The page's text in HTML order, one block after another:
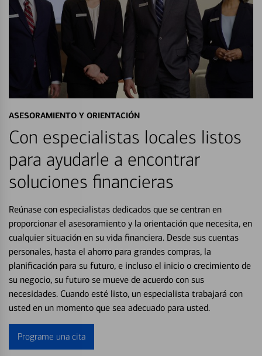
ASESORAMIENTO Y ORIENTACIÓN
Con especialistas locales listos
para ayudarle a encontrar
soluciones financieras
Reúnase con especialistas dedicados que se centran en
proporcionar el asesoramiento y la orientación que necesita, en
cualquier situación en su vida financiera. Desde sus cuentas
personales, hasta el ahorro para grandes compras, la
planificación para su futuro, e incluso el inicio o crecimiento de
su negocio, su futuro se mueve de acuerdo con sus
necesidades. Cuando esté listo, un especialista trabajará con
usted en un momento que sea adecuado para usted.
Programe una cita